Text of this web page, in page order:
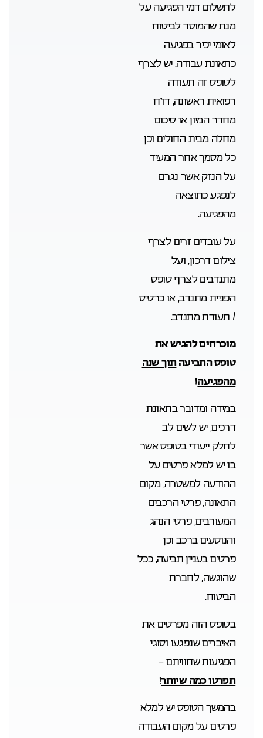
לתשלום דמי הפגיעה על
מנת שהמוסד לביטוח
לאומי יכיר בפגיעה
כתאונת עבודה. יש לצרף
לטופס זה תעודה
רפואית ראשונה, דו”ח
מחדר המיון או סיכום
מחלה מבית החולים וכן
כל מסמך אחר המעיד
על הנזק אשר נגרם
לנפגע כתוצאה
מהפגיעה.
על עובדים זרים לצרף
צילום דרכון, ועל
מתנדבים לצרף טופס
הפניית מתנדב, או כרטיס
/ תעודת מתנדב.
מוכרחים להגיש את
טופס התביעהתוך שנה
מהפגיעה!
במידה ומדובר בתאונת
דרכים, יש לשים לב
לחלק ייעודי בטופס אשר
בו יש למלא פרטים על
ההודעה למשטרה, מקום
התאונה, פרטי הרכבים
המעורבים, פרטי הנהג
והנוסעים ברכב וכן
פרטים בעניין תביעה, ככל
שהוגשה, לחברת
הביטוח.
בטופס הזה מפרטים את
האיברים שנפגעו וסוגי
הפגיעות שחוויתם –
תפרטו כמה שיותר!
בהמשך הטופס יש למלא
פרטים על מקום העבודה